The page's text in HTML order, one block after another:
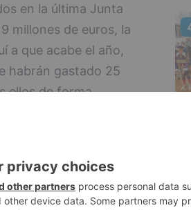
en la última Junta
millones de euros, la
a que acabe el año,
habrán gastado 25
ellos de forma
interventora y
se llega a la